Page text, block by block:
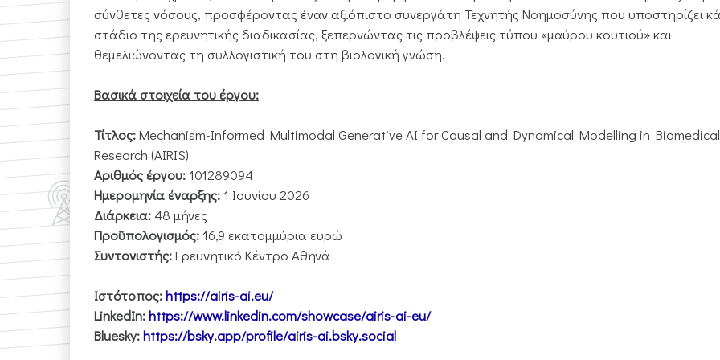
σύνθετες νόσους, προσφέροντας έναν αξιόπιστο συνεργάτη Τεχνητής Νοημοσύνης που υποστηρίζει
στάδιο της ερευνητικής διαδικασίας, ξεπερνώντας τις προβλέψεις τύπου «μαύρου κουτιού» και
θεμελιώνοντας τη συλλογιστική του στη βιολογική γνώση.
Βασικάστοιχεία του έργου:
Τίτλος:Mechanism-Informed Multimodal Generative AI for Causal and Dynamical Modelling in Biomedical
Research (AIRIS)
Αριθμός έργου:101289094
Ημερομηνία έναρξης:1 Ιουνίου 2026
Διάρκεια: 48 μήνες
Προϋπολογισμός:16,9 εκατομμύρια ευρώ
Συντονιστής:Ερευνητικό Κέντρο Αθηνά
Ιστότοπος:https://airis-ai.eu/
LinkedIn:https://www.linkedin.com/showcase/airis-ai-eu/
Bluesky:https://bsky.app/profile/airis-ai.bsky.social